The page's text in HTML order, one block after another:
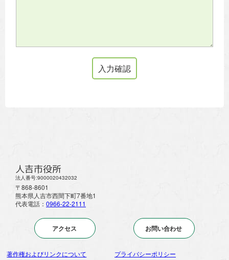
人吉市役所
法人番号:9000020432032
〒868-8601
熊本県人吉市西間下町7番地1
代表電話： 0966-22-2111
アクセス お問い合わせ
著作権およびリンクについて
プライバシーポリシー